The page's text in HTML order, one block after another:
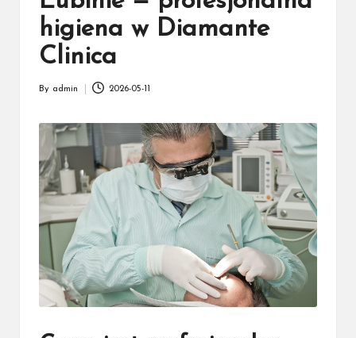
higiena w Diamante
Clinica
Posted
By admin 2026-05-11